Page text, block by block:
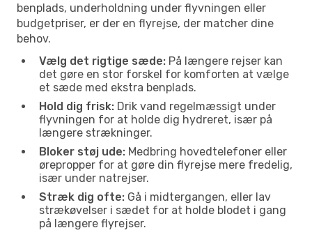
benplads, underholdning under flyvningen eller
budgetpriser, er der en flyrejse, der matcher dine
behov.
Vælg det rigtige sæde: På længere rejser kan
det gøre en stor forskel for komforten at vælge
et sæde med ekstra benplads.
Hold dig frisk: Drik vand regelmæssigt under
flyvningen for at holde dig hydreret, især på
længere strækninger.
Bloker støj ude: Medbring hovedtelefoner eller
ørepropper for at gøre din flyrejse mere fredelig,
især under natrejser.
Stræk dig ofte: Gå i midtergangen, eller lav
strækøvelser i sædet for at holde blodet i gang
på længere flyrejser.